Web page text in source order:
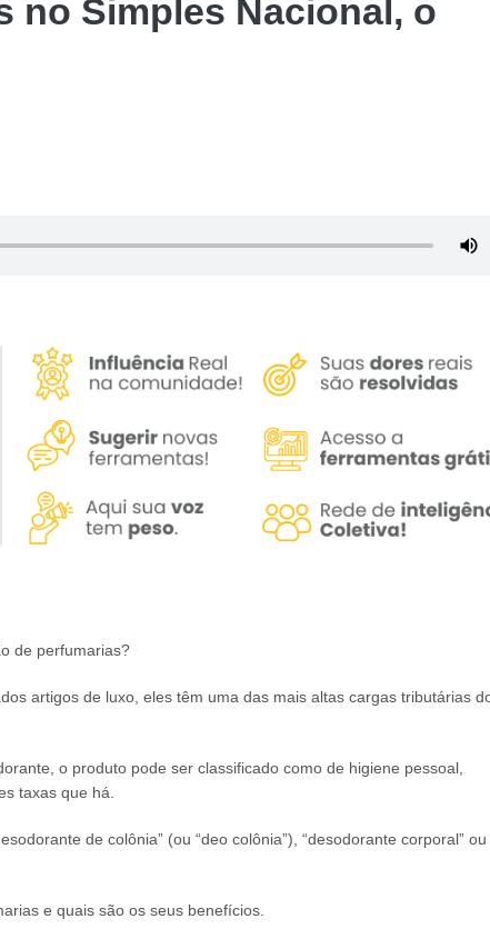
no Simples Nacional, o
de perfumarias?
artigos de luxo, eles têm uma das mais altas cargas tributárias
o produto pode ser classificado como de higiene pessoal,
taxas que há.
de colônia” (ou “deo colônia”), “desodorante corporal” ou
e quais são os seus benefícios.